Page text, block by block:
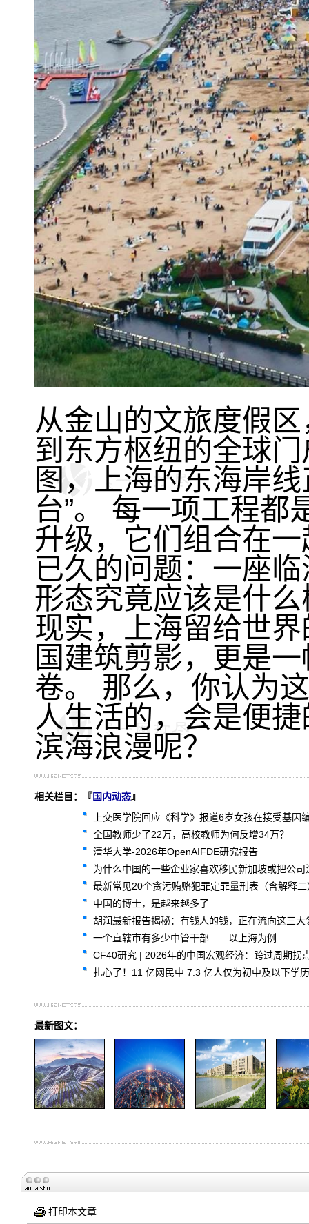
从金山的文旅度假
到东方枢纽的全球
图，上海的东海岸线
台”。 每一项工程都
升级，它们组合在
已久的问题：一座
形态究竟应该是什
现实，上海留给世
国建筑剪影，更是
卷。 那么，你认为
人生活的，会是便
滨海浪漫呢？
相关栏目：『国内动态』
上交医学院回应《科学》报道6岁女孩在接受基
全国教师少了22万，高校教师为何反增34万？
清华大学-2026年OpenAIFDE研究报告
为什么中国的一些企业家喜欢移民新加坡或把公
最新常见20个贪污贿赂犯罪定罪量刑表（含解释二
中国的博士，是越来越多了
胡润最新报告揭秘：有钱人的钱，正在流向这三大
一个直辖市有多少中管干部——以上海为例
CF40研究 | 2026年的中国宏观经济：跨过周期拐
扎心了！11 亿网民中 7.3 亿人仅为初中及以下学历
最新图文：
打印本文章